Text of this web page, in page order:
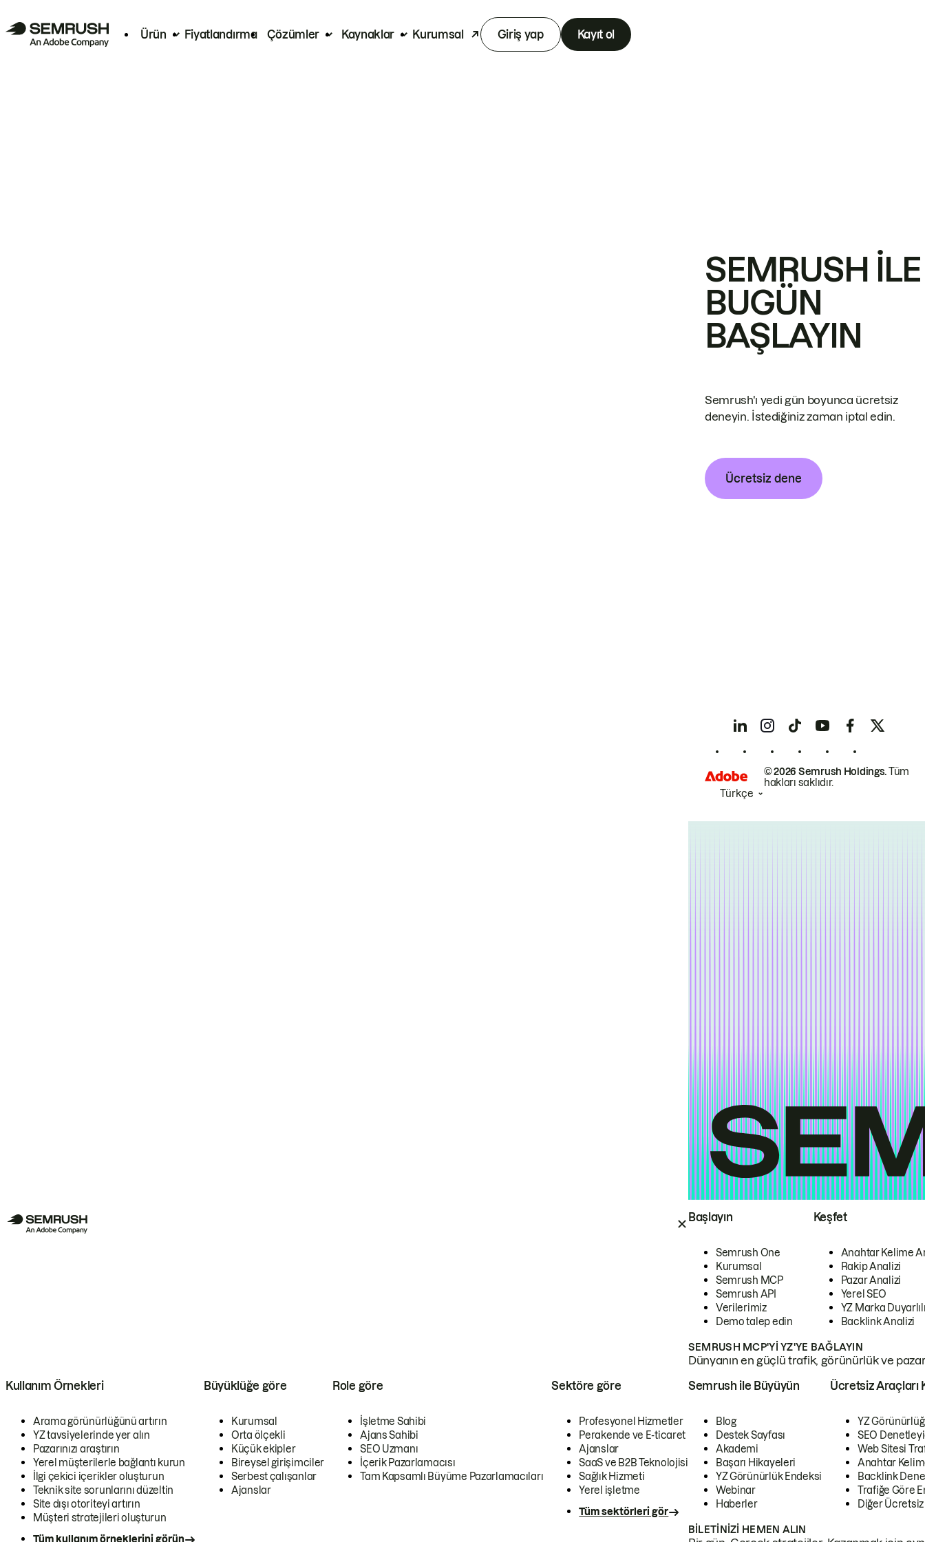
Ürün Fiyatlandırma Çözümler Kaynaklar Kurumsal Giriş yap Kayıt ol
Başlayın
Semrush One
Kurumsal
Semrush MCP
Semrush API
Verilerimiz
Demo talep edin
Keşfet
Anahtar Kelime
Rakip Analizi
Pazar Analizi
Yerel SEO
YZ Marka
Backlink Analizi
SEMRUSH MCP'YI YZ'YE BAĞLAYIN
Dünyanın en güçlü trafik, görünürlük ve
Kullanım Örnekleri
Arama görünürlüğünü artırın
YZ tavsiyelerinde yer alın
Pazarınızı araştırın
Yerel müşterilerle bağlantı kurun
İlgi çekici içerikler oluşturun
Teknik site sorunlarını düzeltin
Site dışı otoriteyi artırın
Müşteri stratejileri oluşturun
Tüm kullanım örneklerini görün
Büyüklüğe göre
Kurumsal
Orta ölçekli
Küçük ekipler
Bireysel girişimciler
Serbest çalışanlar
Ajanslar
Role göre
İşletme Sahibi
Ajans Sahibi
SEO Uzmanı
İçerik Pazarlamacısı
Tam Kapsamlı Büyüme Pazarlamacıları
Sektöre göre
Profesyonel Hizmetler
Perakende ve E-ticaret
Ajanslar
SaaS ve B2B Teknolojisi
Sağlık Hizmeti
Yerel işletme
Tüm sektörleri gör
Semrush ile Büyüyün
Blog
Destek Sayfası
Akademi
Başarı Hikayeleri
YZ Görünürlük Endeksi
Webinar
Haberler
Ücretsiz Araçları
YZ
SEO
Web Sitesi
Anahtar
Backlink
Trafiğe Göre
Diğer
BILETINIZI HEMEN ALIN
SEMRUSH ILE
BUGÜN
BAŞLAYIN
Semrush'ı yedi gün boyunca ücretsiz
deneyin. İstediğiniz zaman iptal edin.
Ücretsiz dene
© 2026 Semrush Holdings.Tüm
hakları saklıdır.
Türkçe